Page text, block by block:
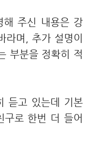
해 주신 내용은 강
라며, 추가 설명이
부분을 정확히 적
듣고 있는데 기본
구로 한번 더 들어